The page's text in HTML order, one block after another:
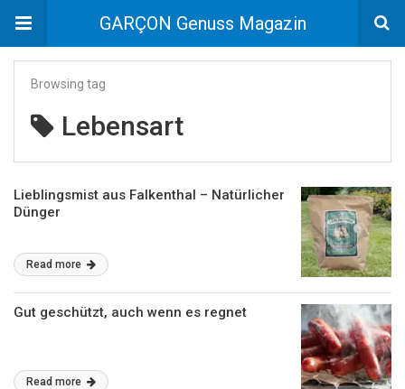
GARÇON Genuss Magazin
Browsing tag
Lebensart
Lieblingsmist aus Falkenthal – Natürlicher
Dünger
Read more
Gut geschützt, auch wenn es regnet
Read more